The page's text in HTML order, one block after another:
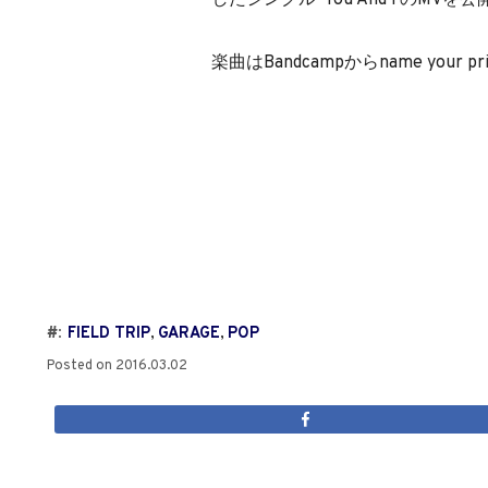
楽曲はBandcampからname your
#: FIELD TRIP, GARAGE, POP
Posted on 2016.03.02